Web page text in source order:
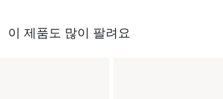
이 제품도 많이 팔려요